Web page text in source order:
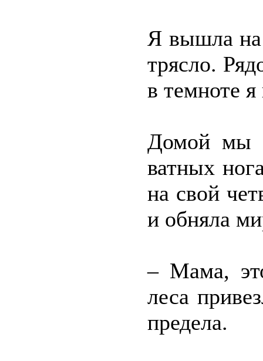
Я вышла на
трясло.
в темноте
Домой мы
ватных
на свой
и обняла
– Мама,
леса
предела.